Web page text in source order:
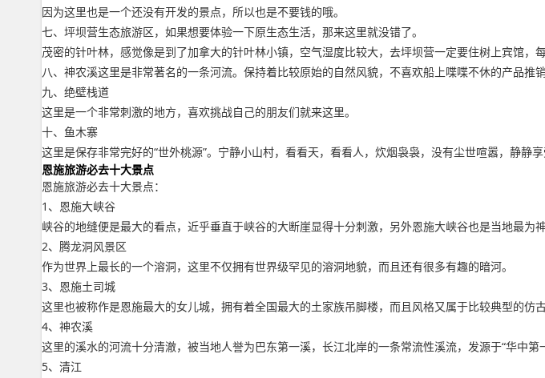
因为这里也是一个还没有开发的景点，所以也是不要钱的哦。
七、坪坝营生态旅游区，如果想要体验一下原生态生活，那来这里就没错了。
茂密的针叶林，感觉像是到了加拿大的针叶林小镇，空气湿度比较大，去坪坝营一定要住树上宾馆
八、神农溪这里是非常著名的一条河流。保持着比较原始的自然风貌，不喜欢船上喋喋不休的产品推
九、绝壁栈道
这里是一个非常刺激的地方，喜欢挑战自己的朋友们就来这里。
十、鱼木寨
这里是保存非常完好的“世外桃源”。宁静小山村，看看天，看看人，炊烟袅袅，没有尘世喧嚣，静静
恩施旅游必去十大景点
恩施旅游必去十大景点：
1、恩施大峡谷
峡谷的地缝便是最大的看点，近乎垂直于峡谷的大断崖显得十分刺激，另外恩施大峡谷也是当地最为
2、腾龙洞风景区
作为世界上最长的一个溶洞，这里不仅拥有世界级罕见的溶洞地貌，而且还有很多有趣的暗河。
3、恩施土司城
这里也被称作是恩施最大的女儿城，拥有着全国最大的土家族吊脚楼，而且风格又属于比较典型的仿古
4、神农溪
这里的溪水的河流十分清澈，被当地人誉为巴东第一溪，长江北岸的一条常流性溪流，发源于“华中
5、清江